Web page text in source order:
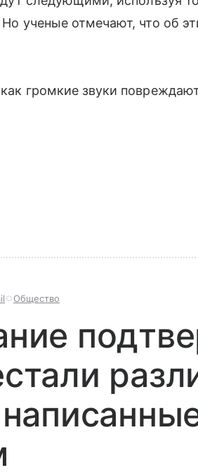
ученые отмечают, что об
как громкие звуки
Общество